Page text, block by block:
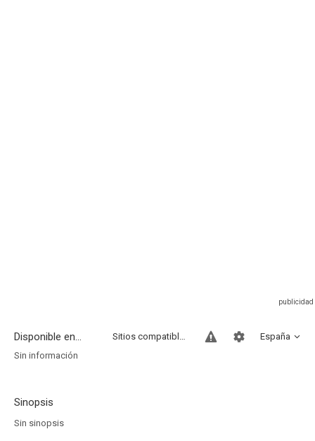
Disponible en... España
Sitios compatibles
Sin información
Sinopsis
Sin sinopsis